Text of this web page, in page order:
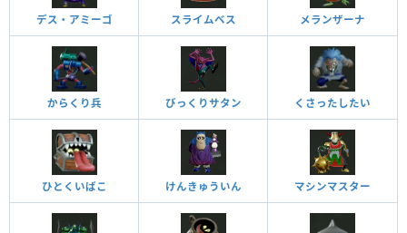
デス・アミーゴ スライムベス メランザーナ
からくり兵 びっくりサタン くさったしたい
ひとくいばこ けんきゅういん マシンマスター